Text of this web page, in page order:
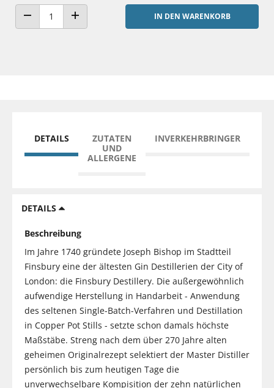
ANZAHL VERRINGERNANZAHL ERHÖHEN
IN DEN WARENKORB
DETAILS
ZUTATEN
UND
ALLERGENE
INVERKEHRBRINGER
DETAILS
Beschreibung
Im Jahre 1740 gründete Joseph Bishop im Stadtteil
Finsbury eine der ältesten Gin Destillerien der City of
London: die Finsbury Destillery. Die außergewöhnlich
aufwendige Herstellung in Handarbeit - Anwendung
des seltenen Single-Batch-Verfahren und Destillation
in Copper Pot Stills - setzte schon damals höchste
Maßstäbe. Streng nach dem über 270 Jahre alten
geheimen Originalrezept selektiert der Master Distiller
persönlich bis zum heutigen Tage die
unverwechselbare Kompisition der zehn natürlichen